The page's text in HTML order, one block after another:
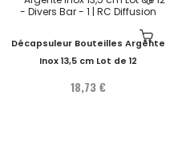
Décapsuleur Bouteilles Argente
Inox 13,5 cm Lot de 12
18,73 €